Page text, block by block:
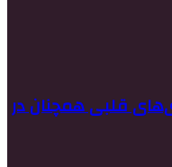
قلبی همچنان در